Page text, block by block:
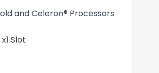
and Celeron® Processors
Slot